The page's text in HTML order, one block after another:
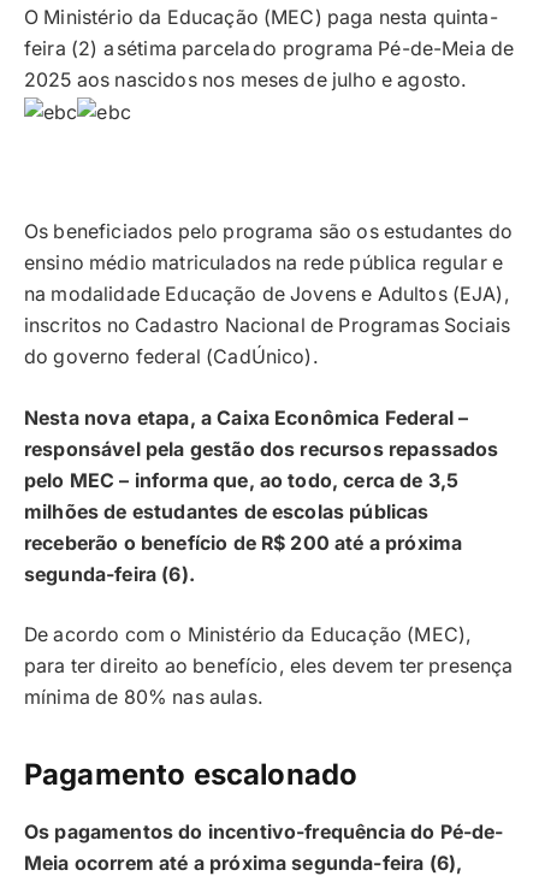
O Ministério da Educação (MEC) paga nesta quinta-
feira (2) a sétima parcela do programa Pé-de-Meia de
2025 aos nascidos nos meses de julho e agosto.
Os beneficiados pelo programa são os estudantes do
ensino médio matriculados na rede pública regular e
na modalidade Educação de Jovens e Adultos (EJA),
inscritos no Cadastro Nacional de Programas Sociais
do governo federal (CadÚnico).
Nesta nova etapa, a Caixa Econômica Federal –
responsável pela gestão dos recursos repassados
pelo MEC – informa que, ao todo, cerca de 3,5
milhões de estudantes de escolas públicas
receberão o benefício de R$ 200 até a próxima
segunda-feira (6).
De acordo com o Ministério da Educação (MEC),
para ter direito ao benefício, eles devem ter presença
mínima de 80% nas aulas.
Pagamento escalonado
Os pagamentos do incentivo-frequência do Pé-de-
Meia ocorrem até a próxima segunda-feira (6),